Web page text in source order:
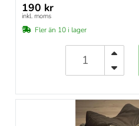
190 kr
inkl. moms
Fler än 10 i lager